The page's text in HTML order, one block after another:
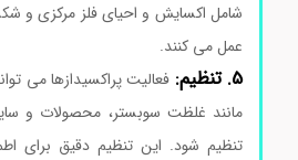
شامل اکسایش و احیای فلز مرکزی و
عمل می کنند.خرید آنزیم پراکسیداز
فعالیت پراکسیدازها می
مانند غلظت سوبستر، محصولات و سایر
تنظیم شود. این تنظیم دقیق برای